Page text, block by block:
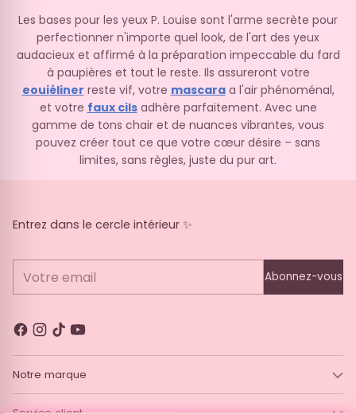
Les bases pour les yeux P. Louise sont l'arme secrète pour
perfectionner n'importe quel look, de l'art des yeux
audacieux et affirmé à la préparation impeccable du fard
à paupières et tout le reste. Ils assureront votre
eouiéliner reste vif, votre mascaraa l'air phénoménal,
et votre faux cilsadhère parfaitement. Avec une
gamme de tons chair et de nuances vibrantes, vous
pouvez créer tout ce que votre cœur désire – sans
limites, sans règles, juste du pur art.
Entrez dans le cercle intérieur ✨
Abonnez-vous
Notre marque